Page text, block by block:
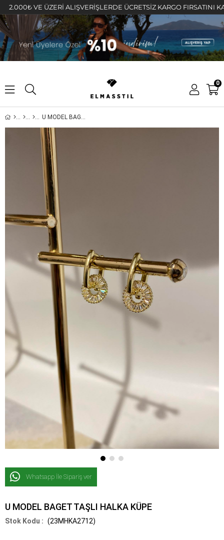
VE ÜZERİ ALIŞVERİŞLERDE ÜCRETSİZ KARGO FIRSATINI
0
U MODEL BAGET TAŞLI HALKA KÜPE
Whatsapp İle Sipariş ver
U MODEL BAGET TAŞLI HALKA KÜPE
(23MHKA2712)